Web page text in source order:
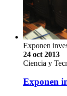
Exponen
24 oct 2013
Ciencia y
Exponen